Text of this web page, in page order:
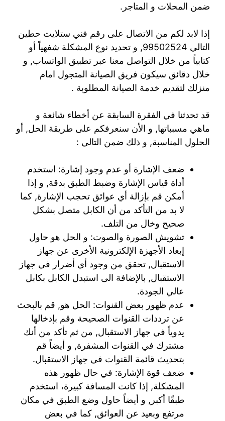
ضمن المحلات و المتاجر.
إذا لابد لكم من الاتصال على رقم فني ستلايت حطين
التالي 99502524, و تحديد نوع المشكلة شفهياً أو
كتابياً من خلال التواصل معنا عبر تطبيق الواتساب, و
خلال دقائق سيكون فريق الصيانة المتجول امام
منزلك لتقديم خدمة الصيانة المطلوبة .
قد تحدثنا في الفقرة السابقة عن أخطاء شائعة و
ماهي مسبباتها, و الأن سنعرفكم على طريقة الحل, أو
الحلول المناسبة, و ذلك ضمن التالي :
ضعف الإشارة أو عدم وجود إشارة: استخدم
أداة قياس الإشارة وضبط الطبق بدقة, و إذا
أمكن قم بإزالة أي عوائق تحجب الإشارة, كما
لا بد من التأكد من أن الكابل متصل بشكل
صحيح وخال من التلف.
تشويش الصورة والصوت: و الحل هو حاول
إبعاد الأجهزة الإلكترونية الأخرى عن جهاز
الاستقبال, تحقق من وجود أي أضرار في جهاز
الاستقبال, بالإضافة الى استبدل الكابل بكابل
عالي الجودة.
عدم ظهور بعض القنوات: الحل هو, قم بالبحث
عن ترددات القنوات الصحيحة وقم بإدخالها
يدوياً في جهاز الاستقبال, من ثم تأكد من أنك
مشترك في القنوات المشفرة, و أيضاً قم
بتحديث قائمة القنوات في جهاز الاستقبال.
ضعف قوة الإشارة: في حال ظهور هذه
المشكلة, إذا كانت المسافة كبيرة، استخدم
طبقًا أكبر, و أيضاً حاول وضع الطبق في مكان
مرتفع وبعيد عن العوائق, كما في بعض